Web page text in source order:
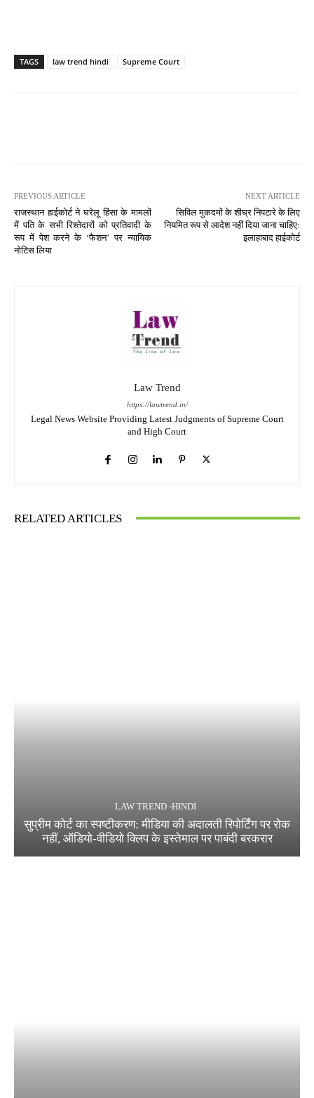
TAGS law trend hindi Supreme Court
PREVIOUS ARTICLE
राजस्थान हाईकोर्ट ने घरेलू हिंसा के मामलों
में पति के सभी रिश्तेदारों को प्रतिवादी के
रूप में पेश करने के ‘फैशन’ पर न्यायिक
नोटिस लिया
NEXT ARTICLE
सिविल मुकदमों के शीघ्र निपटारे के लिए
नियमित रूप से आदेश नहीं दिया जाना चाहिए:
इलाहाबाद हाईकोर्ट
Law Trend
https://lawtrend.in/
Legal News Website Providing Latest Judgments of Supreme Court
and High Court
RELATED ARTICLES
LAW TREND -HINDI
सुप्रीम कोर्ट का स्पष्टीकरण: मीडिया की अदालती रिपोर्टिंग पर रोक
नहीं, ऑडियो-वीडियो क्लिप के इस्तेमाल पर पाबंदी बरकरार